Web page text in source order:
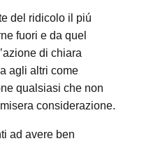
del ridicolo il piú
fuori e da quel
di chiara
agli altri come
qualsiasi che non
considerazione.
ad avere ben